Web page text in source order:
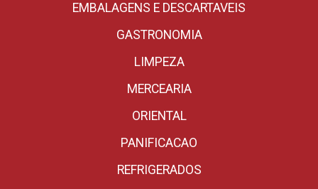
EMBALAGENS E DESCARTAVEIS
GASTRONOMIA
LIMPEZA
MERCEARIA
ORIENTAL
PANIFICACAO
REFRIGERADOS